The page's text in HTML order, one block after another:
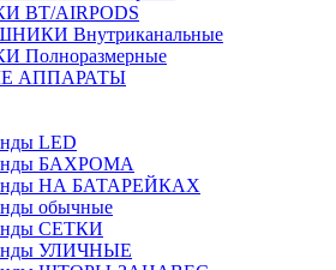
BT/AIRPODS
Внутриканальные
АППАРАТЫ
LED
БАХРОМА
НА БАТАРЕЙКАХ
обычные
СЕТКИ
УЛИЧНЫЕ